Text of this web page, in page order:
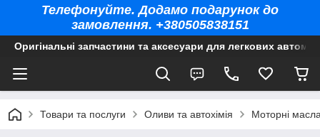
Телефонуйте. Додамо подарунок до
замовлення. +380505838151
Оригінальні запчастини та аксесуари для легкових
Товари та послуги Оливи та автохімія Моторні